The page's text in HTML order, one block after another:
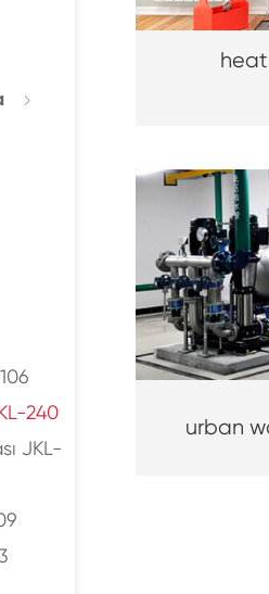

240
JKL-
urban